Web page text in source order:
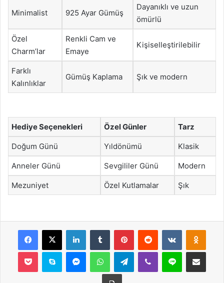
Minimalist 925 Ayar Gümüş
Dayanıklı ve uzun
ömürlü
Özel
Charm’lar
Renkli Cam ve
Emaye
Kişiselleştirilebilir
Farklı
Kalınlıklar
Gümüş Kaplama Şık ve modern
Hediye Seçenekleri Özel Günler Tarz
Doğum Günü Yıldönümü Klasik
Anneler Günü Sevgililer Günü Modern
Mezuniyet Özel Kutlamalar Şık
Facebook
X LinkedInTumblr PinterestReddit VKontakte
Pocket Skype MessengerWhatsAppTelegramViber Line E-Posta ile
Yazdır